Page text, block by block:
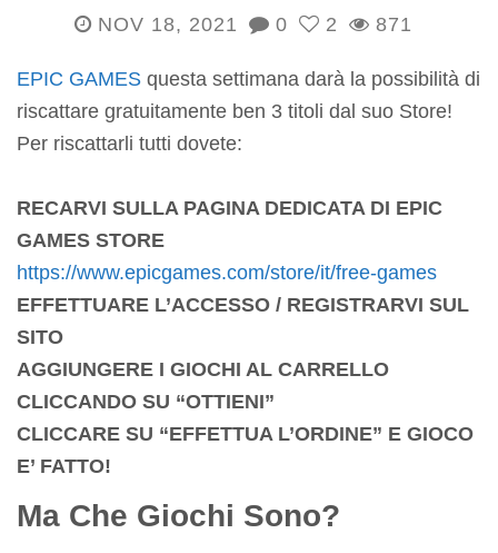
NOV 18, 2021 0 2 871
EPIC GAMES questa settimana darà la possibilità di
riscattare gratuitamente ben 3 titoli dal suo Store!
Per riscattarli tutti dovete:
RECARVI SULLA PAGINA DEDICATA DI EPIC
GAMES STORE
https://www.epicgames.com/store/it/free-games
EFFETTUARE L’ACCESSO / REGISTRARVI SUL
SITO
AGGIUNGERE I GIOCHI AL CARRELLO
CLICCANDO SU “OTTIENI”
CLICCARE SU “EFFETTUA L’ORDINE” E GIOCO
E’ FATTO!
Ma Che Giochi Sono?